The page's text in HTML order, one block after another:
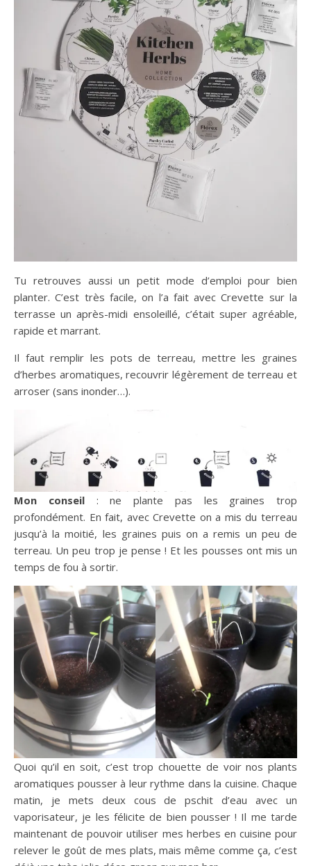
Tu retrouves aussi un petit mode d’emploi pour bien
planter. C’est très facile, on l’a fait avec Crevette sur la
terrasse un après-midi ensoleillé, c’était super agréable,
rapide et marrant.
Il faut remplir les pots de terreau, mettre les graines
d’herbes aromatiques, recouvrir légèrement de terreau et
arroser (sans inonder…).
Mon conseil : ne plante pas les graines trop
profondément. En fait, avec Crevette on a mis du terreau
jusqu’à la moitié, les graines puis on a remis un peu de
terreau. Un peu trop je pense ! Et les pousses ont mis un
temps de fou à sortir.
Quoi qu’il en soit, c’est trop chouette de voir nos plants
aromatiques pousser à leur rythme dans la cuisine. Chaque
matin, je mets deux cous de pschit d’eau avec un
vaporisateur, je les félicite de bien pousser ! Il me tarde
maintenant de pouvoir utiliser mes herbes en cuisine pour
relever le goût de mes plats, mais même comme ça, c’est